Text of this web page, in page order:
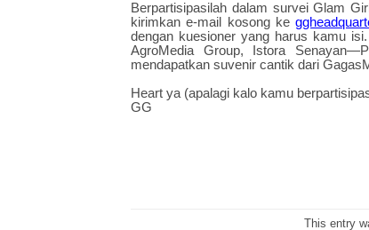
Berpartisipasilah dalam survei Glam
kirimkan e-mail kosong ke
dengan kuesioner yang harus kamu
AgroMedia Group, Istora
mendapatkan suvenir cantik dari
Heart ya (apalagi kalo kamu
GG
This entry